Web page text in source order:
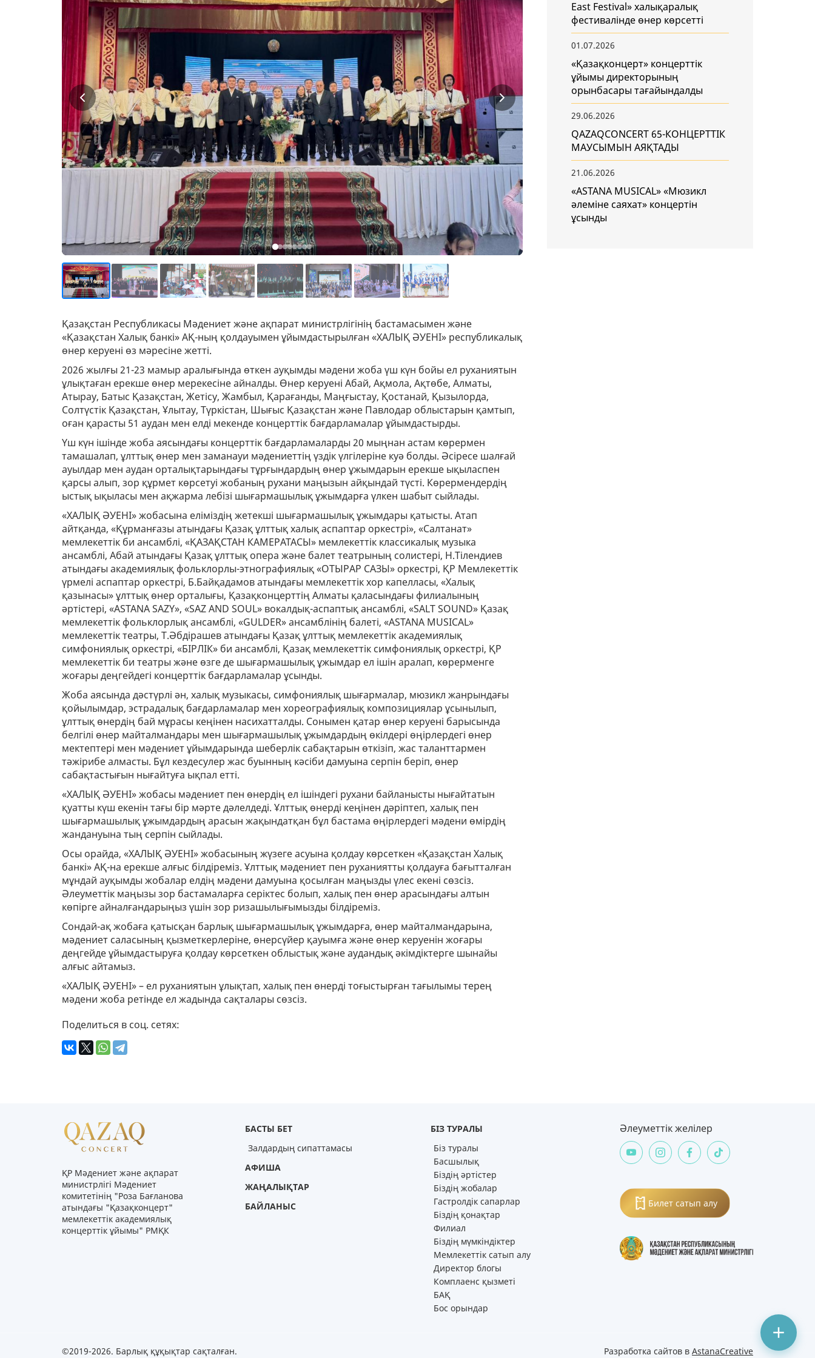
КОМПЛАЕНС ҚЫЗМЕТІ
БАҚ
БОС ОРЫНДАР
East Festival» халықаралық
фестивалінде өнер көрсетті
01.07.2026
«Қазақконцерт» концерттік
ұйымы директорының
орынбасары тағайындалды
29.06.2026
QAZAQCONCERT 65-КОНЦЕРТТІК
МАУСЫМЫН АЯҚТАДЫ
21.06.2026
«ASTANA MUSICAL» «Мюзикл
әлеміне саяхат» концертін
ұсынды
Қазақстан Республикасы Мәдениет және ақпарат министрлігінің бастамасымен және
«Қазақстан Халық банкі» АҚ-ның қолдауымен ұйымдастырылған «ХАЛЫҚ ӘУЕНІ» республикалық
өнер керуені өз мәресіне жетті.
2026 жылғы 21-23 мамыр аралығында өткен ауқымды мәдени жоба үш күн бойы ел руханиятын
ұлықтаған ерекше өнер мерекесіне айналды. Өнер керуені Абай, Ақмола, Ақтөбе, Алматы,
Атырау, Батыс Қазақстан, Жетісу, Жамбыл, Қарағанды, Маңғыстау, Қостанай, Қызылорда,
Солтүстік Қазақстан, Ұлытау, Түркістан, Шығыс Қазақстан және Павлодар облыстарын қамтып,
оған қарасты 51 аудан мен елді мекенде концерттік бағдарламалар ұйымдастырды.
Үш күн ішінде жоба аясындағы концерттік бағдарламаларды 20 мыңнан астам көрермен
тамашалап, ұлттық өнер мен заманауи мәдениеттің үздік үлгілеріне куә болды. Әсіресе шалғай
ауылдар мен аудан орталықтарындағы тұрғындардың өнер ұжымдарын ерекше ықыласпен
қарсы алып, зор құрмет көрсетуі жобаның рухани маңызын айқындай түсті. Көрермендердің
ыстық ықыласы мен ақжарма лебізі шығармашылық ұжымдарға үлкен шабыт сыйлады.
«ХАЛЫҚ ӘУЕНІ» жобасына еліміздің жетекші шығармашылық ұжымдары қатысты. Атап
айтқанда, «Құрманғазы атындағы Қазақ ұлттық халық аспаптар оркестрі», «Салтанат»
мемлекеттік би ансамблі, «ҚАЗАҚСТАН КАМЕРАТАСЫ» мемлекеттік классикалық музыка
ансамблі, Абай атындағы Қазақ ұлттық опера және балет театрының солистері, Н.Тілендиев
атындағы академиялық фольклорлы-этнографиялық «ОТЫРАР САЗЫ» оркестрі, ҚР Мемлекеттік
үрмелі аспаптар оркестрі, Б.Байқадамов атындағы мемлекеттік хор капелласы, «Халық
қазынасы» ұлттық өнер орталығы, Қазақконцерттің Алматы қаласындағы филиалының
әртістері, «ASTANA SAZY», «SAZ AND SOUL» вокалдық-аспаптық ансамблі, «SALT SOUND» Қазақ
мемлекеттік фольклорлық ансамблі, «GULDER» ансамблінің балеті, «ASTANA MUSICAL»
мемлекеттік театры, Т.Әбдірашев атындағы Қазақ ұлттық мемлекеттік академиялық
симфониялық оркестрі, «БІРЛІК» би ансамблі, Қазақ мемлекеттік симфониялық оркестрі, ҚР
мемлекеттік би театры және өзге де шығармашылық ұжымдар ел ішін аралап, көрерменге
жоғары деңгейдегі концерттік бағдарламалар ұсынды.
Жоба аясында дәстүрлі ән, халық музыкасы, симфониялық шығармалар, мюзикл жанрындағы
қойылымдар, эстрадалық бағдарламалар мен хореографиялық композициялар ұсынылып,
ұлттық өнердің бай мұрасы кеңінен насихатталды. Сонымен қатар өнер керуені барысында
белгілі өнер майталмандары мен шығармашылық ұжымдардың өкілдері өңірлердегі өнер
мектептері мен мәдениет ұйымдарында шеберлік сабақтарын өткізіп, жас таланттармен
тәжірибе алмасты. Бұл кездесулер жас буынның кәсіби дамуына серпін беріп, өнер
сабақтастығын нығайтуға ықпал етті.
«ХАЛЫҚ ӘУЕНІ» жобасы мәдениет пен өнердің ел ішіндегі рухани байланысты нығайтатын
қуатты күш екенін тағы бір мәрте дәлелдеді. Ұлттық өнерді кеңінен дәріптеп, халық пен
шығармашылық ұжымдардың арасын жақындатқан бұл бастама өңірлердегі мәдени өмірдің
жандануына тың серпін сыйлады.
Осы орайда, «ХАЛЫҚ ӘУЕНІ» жобасының жүзеге асуына қолдау көрсеткен «Қазақстан Халық
банкі» АҚ-на ерекше алғыс білдіреміз. Ұлттық мәдениет пен руханиятты қолдауға бағытталған
мұндай ауқымды жобалар елдің мәдени дамуына қосылған маңызды үлес екені сөзсіз.
Әлеуметтік маңызы зор бастамаларға серіктес болып, халық пен өнер арасындағы алтын
көпірге айналғандарыңыз үшін зор ризашылығымызды білдіреміз.
Сондай-ақ жобаға қатысқан барлық шығармашылық ұжымдарға, өнер майталмандарына,
мәдениет саласының қызметкерлеріне, өнерсүйер қауымға және өнер керуенін жоғары
деңгейде ұйымдастыруға қолдау көрсеткен облыстық және аудандық әкімдіктерге шынайы
алғыс айтамыз.
«ХАЛЫҚ ӘУЕНІ» – ел руханиятын ұлықтап, халық пен өнерді тоғыстырған тағылымы терең
мәдени жоба ретінде ел жадында сақталары сөзсіз.
Поделиться в соц. сетях:
ҚР Мәдениет және ақпарат
министрлігі Мәдениет
комитетінің "Роза Бағланова
атындағы "Қазақконцерт"
мемлекеттік академиялық
концерттік ұйымы" РМҚК
БАСТЫ БЕТ
Залдардың сипаттамасы
АФИША
ЖАҢАЛЫҚТАР
БАЙЛАНЫС
БІЗ ТУРАЛЫ
Біз туралы
Басшылық
Біздің әртістер
Біздің жобалар
Гастролдік сапарлар
Біздің қонақтар
Филиал
Біздің мүмкіндіктер
Мемлекеттік сатып алу
Директор блогы
Комплаенс қызметі
БАҚ
Бос орындар
Әлеуметтік желілер
Билет сатып алу
©2019-2026. Барлық құқықтар сақталған. Разработка сайтов в AstanaCreative